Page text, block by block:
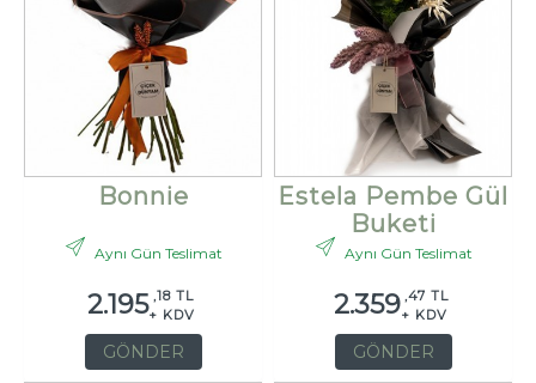
Bonnie
Aynı Gün Teslimat
2.195 ,18 TL
+ KDV
GÖNDER
Estela Pembe Gül
Buketi
Aynı Gün Teslimat
2.359 ,47 TL
+ KDV
GÖNDER